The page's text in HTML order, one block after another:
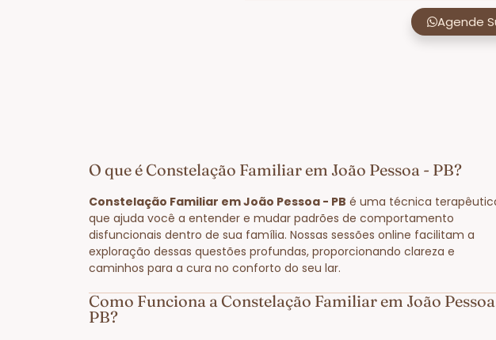
Agende
O que é Constelação Familiar em João Pessoa - PB?
Constelação Familiar em João Pessoa - PB é uma técnica
que ajuda você a entender e mudar padrões de comportamento
disfuncionais dentro de sua família. Nossas sessões online facilitam a
exploração dessas questões profundas, proporcionando clareza e
caminhos para a cura no conforto do seu lar.
Como Funciona a Constelação Familiar em João
PB?